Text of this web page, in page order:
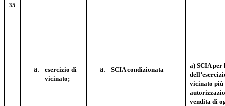
35
esercizio di
vicinato;
SCIA condizionata
a) SCIA per
vicinato più
vendita di